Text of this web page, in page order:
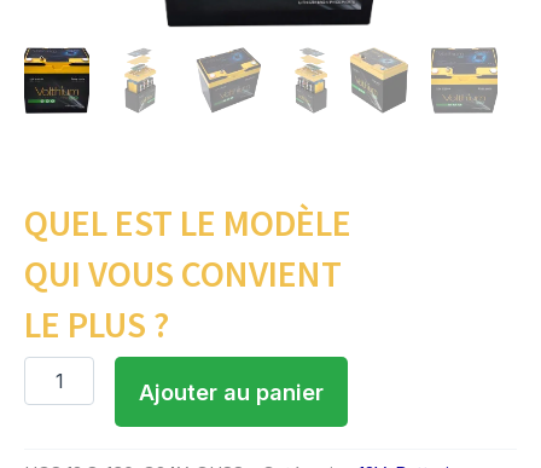
QUEL EST LE MODÈLE
QUI VOUS CONVIENT
LE PLUS ?
130Ah
Ajouter au panier